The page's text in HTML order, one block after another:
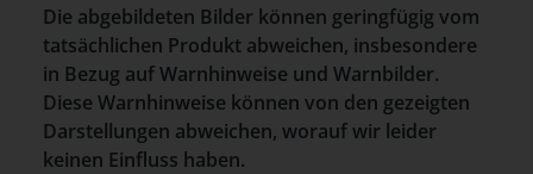
Die abgebildeten Bilder können geringfügig vom
tatsächlichen Produkt abweichen, insbesondere
in Bezug auf Warnhinweise und Warnbilder.
Diese Warnhinweise können von den gezeigten
Darstellungen abweichen, worauf wir leider
keinen Einfluss haben.